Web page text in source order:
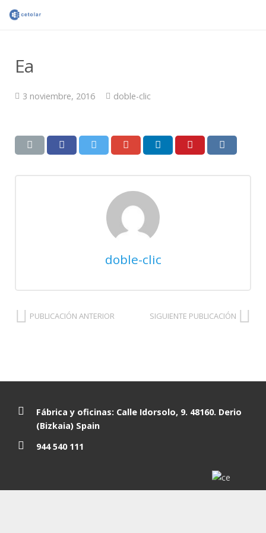
Ea
3 noviembre, 2016 doble-clic
doble-clic
PUBLICACIÓN ANTERIOR SIGUIENTE PUBLICACIÓN
Fábrica y oficinas: Calle Idorsolo, 9. 48160. Derio
(Bizkaia) Spain
944 540 111